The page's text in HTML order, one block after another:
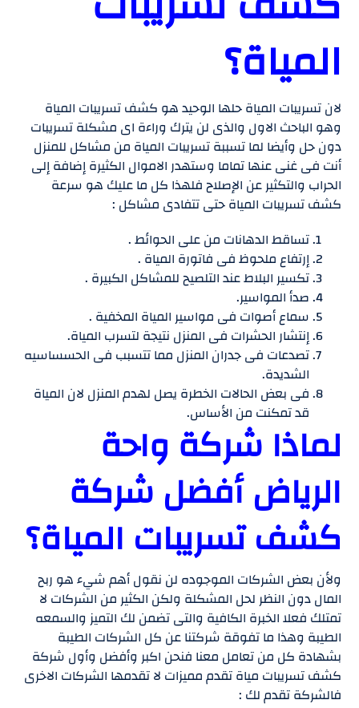
المياة؟
لان تسريبات المياة حلها الوحيد هو كشف تسريبات المياة
وهو الباحث الاول والذى لن يترك وراءة اى مشكلة تسريبات
دون حل وأيضا لما تسببة تسريبات المياة من مشاكل للمنزل
أنت فى غنى عنها تماما وستهدر الاموال الكثيرة إضافة إلى
الحراب والتكثير عن الإصلاح فلهذا كل ما عليك هو سرعة
كشف تسريبات المياة حتى تتفادى مشاكل :
تساقط الدهانات من على الحوائط .
إرتفاع ملحوظ فى فاتورة المياة .
تكسير البلاط عند التلصيح للمشاكل الكبيرة .
صدأ المواسير.
سماع أصوات فى مواسير المياة المخفية .
إنتشار الحشرات فى المنزل نتيجة لتسرب المياة.
تصدعات فى جدران المنزل مما تتسبب فى الحسساسيه
الشديدة.
فى بعض الحالات الخطرة يصل لهدم المنزل لان المياة
قد تمكنت من الأساس.
لماذا شركة واحة
الرياض أفضل شركة
كشف تسريبات المياة؟
ولأن بعض الشركات الموجوده لن نقول أهم شيء هو ربح
المال دون النظر لحل المشكلة ولكن الكثير من الشركات لا
تمتلك فعلا الخبرة الكافية والتى تضمن لك التميز والسمعه
الطيبة وهذا ما تفوقة شركتنا عن كل الشركات الطيبة
بشهادة كل من تعامل معنا فنحن اكبر وأفضل وأول شركة
كشف تسريبات مياة تقدم مميزات لا تقدمها الشركات الاخرى
فالشركة تقدم لك :